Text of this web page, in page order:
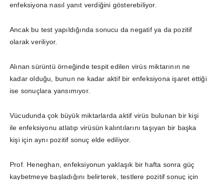
enfeksiyona nasıl yanıt verdiğini gösterebiliyor.
Ancak bu test yapıldığında sonucu da negatif ya da pozitif
olarak veriliyor.
Alınan sürüntü örneğinde tespit edilen virüs miktarının ne
kadar olduğu, bunun ne kadar aktif bir enfeksiyona işaret ettiği
ise sonuçlara yansımıyor.
Vücudunda çok büyük miktarlarda aktif virüs bulunan bir kişi
ile enfeksiyonu atlatıp virüsün kalıntılarını taşıyan bir başka
kişi için aynı pozitif sonuç elde ediliyor.
Prof. Heneghan, enfeksiyonun yaklaşık bir hafta sonra güç
kaybetmeye başladığını belirterek, testlere pozitif sonuç için